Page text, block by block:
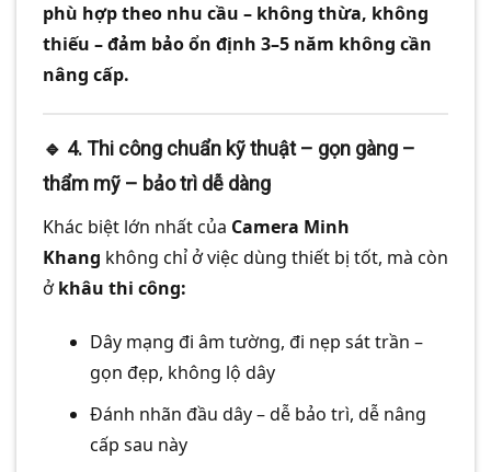
phù hợp theo nhu cầu – không thừa, không
thiếu – đảm bảo ổn định 3–5 năm không cần
nâng cấp.
🔹 4.Thi công chuẩn kỹ thuật – gọn gàng –
thẩm mỹ – bảo trì dễ dàng
Khác biệt lớn nhất của Camera Minh
Khang không chỉ ở việc dùng thiết bị tốt, mà còn
ởkhâu thi công:
Dây mạng đi âm tường, đi nẹp sát trần –
gọn đẹp, không lộ dây
Đánh nhãn đầu dây – dễ bảo trì, dễ nâng
cấp sau này